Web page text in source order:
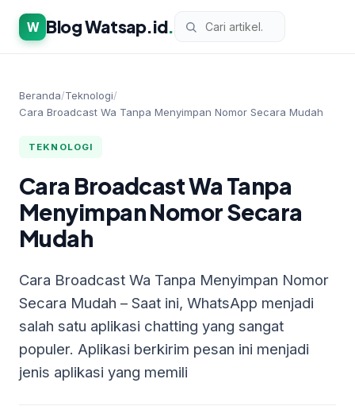
W Blog Watsap.id.
Beranda/Teknologi/
Cara Broadcast Wa Tanpa Menyimpan Nomor Secara Mudah
TEKNOLOGI
Cara Broadcast Wa Tanpa
Menyimpan Nomor Secara
Mudah
Cara Broadcast Wa Tanpa Menyimpan Nomor
Secara Mudah – Saat ini, WhatsApp menjadi
salah satu aplikasi chatting yang sangat
populer. Aplikasi berkirim pesan ini menjadi
jenis aplikasi yang memili